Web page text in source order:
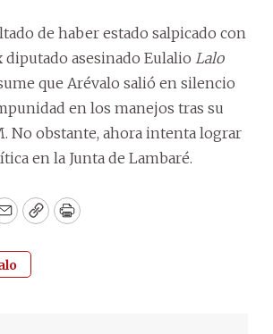
de haber estado salpicado con
diputado asesinado Eulalio Lalo
que Arévalo salió en silencio
en los manejos tras su
No obstante, ahora intenta lograr
en la Junta de Lambaré.
EmailCopyPrint